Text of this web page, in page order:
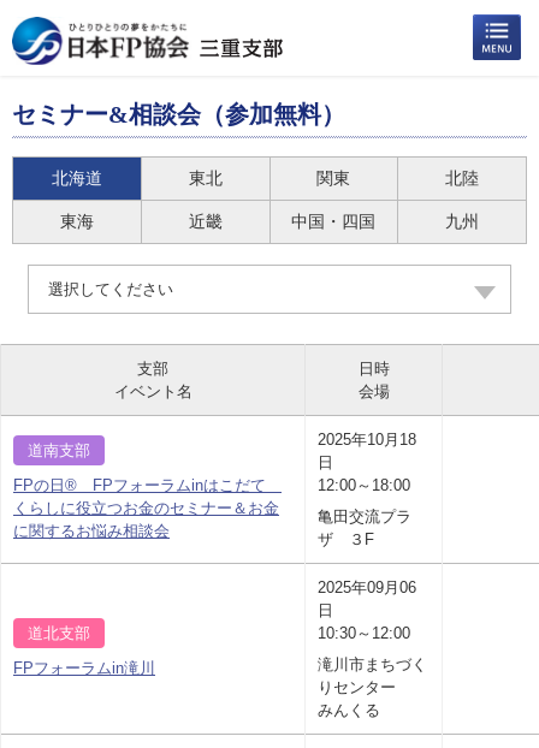
セミナー&相談会（参加無料）
北海道 東北 関東 北陸
東海 近畿 中国・四国 九州
選択してください
支部
イベント名
日時
会場
道南支部
FPの日® FPフォーラムinはこだて
くらしに役立つお金のセミナー＆お金
に関するお悩み相談会
2025年10月18
日
12:00～18:00
亀田交流プラ
ザ ３F
道北支部
FPフォーラムin滝川
2025年09月06
日
10:30～12:00
滝川市まちづく
りセンター
みんくる